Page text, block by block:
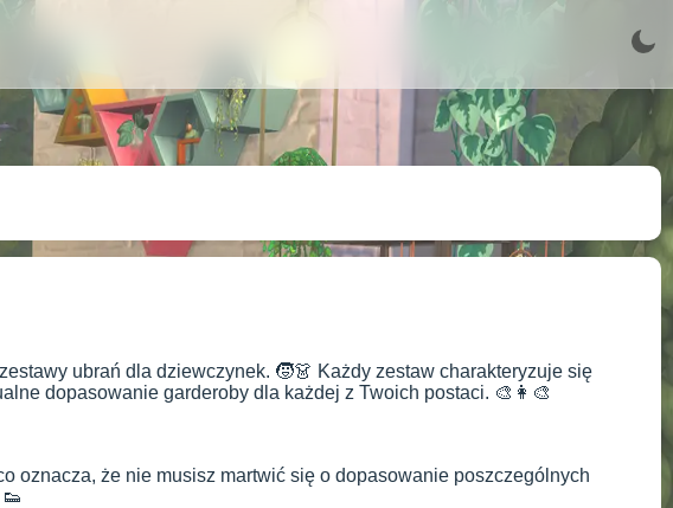
ubrań dla dziewczynek. 🧒👗 Każdy zestaw charakteryzuje się
dopasowanie garderoby dla każdej z Twoich postaci. 🎨👩‍🎨
oznacza, że nie musisz martwić się o dopasowanie poszczególnych